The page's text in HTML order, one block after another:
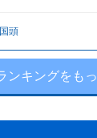
国頭
ンキングをも